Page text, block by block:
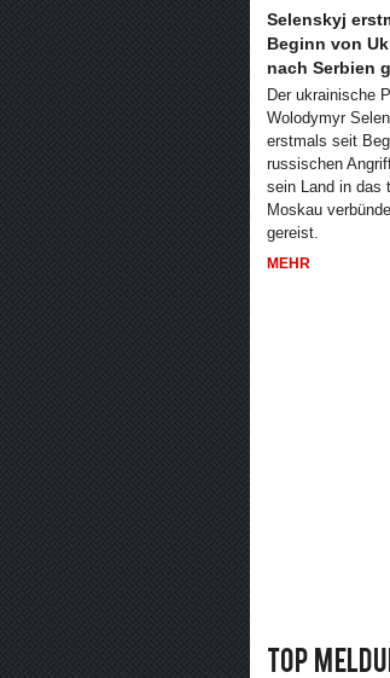
Selenskyj
Beginn von
nach Serbien
Der ukrainische
Wolodymyr
erstmals seit
russischen
sein Land in das
Moskau
gereist.
MEHR
Top